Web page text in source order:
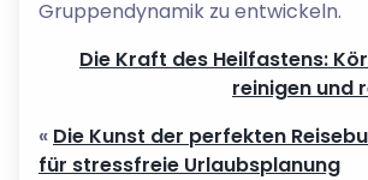
Gruppendynamik zu entwickeln.
Die Kraft des Heilfastens:
reinigen und
« Die Kunst der perfekten
für stressfreie Urlaubsplanung